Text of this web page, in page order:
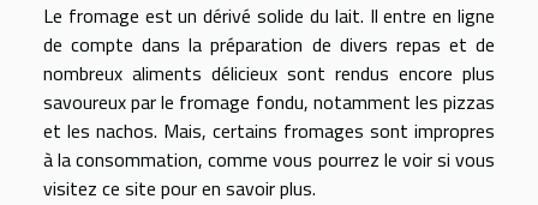
Le fromage est un dérivé solide du lait. Il entre en ligne
de compte dans la préparation de divers repas et de
nombreux aliments délicieux sont rendus encore plus
savoureux par le fromage fondu, notamment les pizzas
et les nachos. Mais, certains fromages sont impropres
à la consommation, comme vous pourrez le voir si vous
visitez ce site pour en savoir plus.